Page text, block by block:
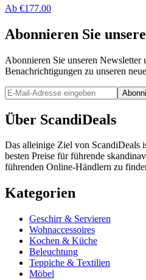
Ab €177.00
Abonnieren Sie
Abonnieren Sie unseren Newsletter
Benachrichtigungen zu unseren
Über ScandiDeals
Das alleinige Ziel von ScandiDeals
besten Preise für führende
führenden Online-Händlern zu
Kategorien
Geschirr & Servieren
Wohnaccessoires
Kochen & Küche
Beleuchtung
Teppiche & Textilien
Möbel